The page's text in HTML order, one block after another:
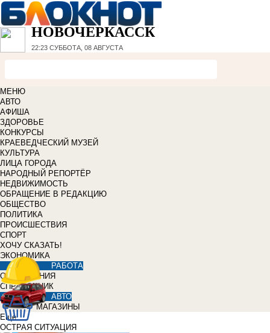
НОВОЧЕРКАССК
22:23 СУББОТА, 08 АВГУСТА
МЕНЮ
АВТО
АФИША
ЗДОРОВЬЕ
КОНКУРСЫ
КРАЕВЕДЧЕСКИЙ МУЗЕЙ
КУЛЬТУРА
ЛИЦА ГОРОДА
НАРОДНЫЙ РЕПОРТЁР
НЕДВИЖИМОСТЬ
ОБРАЩЕНИЕ В РЕДАКЦИЮ
ОБЩЕСТВО
ПОЛИТИКА
ПРОИСШЕСТВИЯ
СПОРТ
ХОЧУ СКАЗАТЬ!
ЭКОНОМИКА
РАБОТА
ОБЪЯВЛЕНИЯ
СПРАВОЧНИК
АВТО
МАГАЗИНЫ
Еще
ОСТРАЯ СИТУАЦИЯ